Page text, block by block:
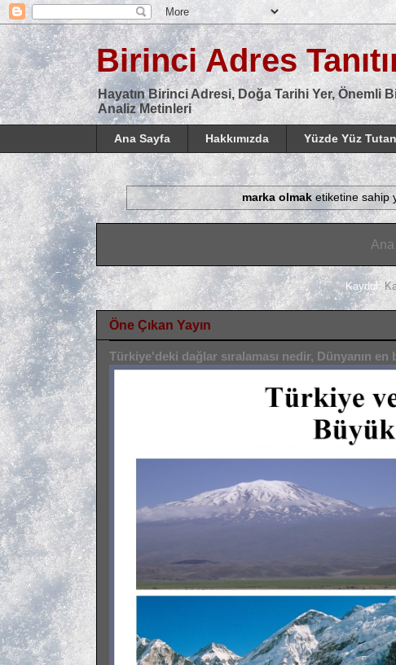
Birinci Adres
Hayatın Birinci Adresi, Doğa Tarihi Yer, Önemli
Analiz Metinleri
Ana Sayfa Hakkımızda Yüzde Yüz
marka olmak etiketine sahip
Kaydol:
Öne Çıkan Yayın
Türkiye'deki dağlar sıralaması nedir, Dünyanın en